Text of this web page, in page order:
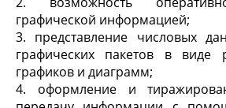
графической информацией;
3. представление числовых
графических пакетов в виде
графиков и диаграмм;
4. оформление и